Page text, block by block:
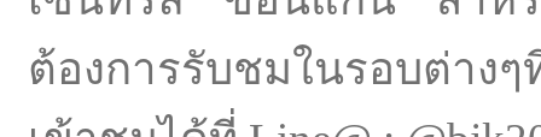
ต้องการรับชมในรอบต่า